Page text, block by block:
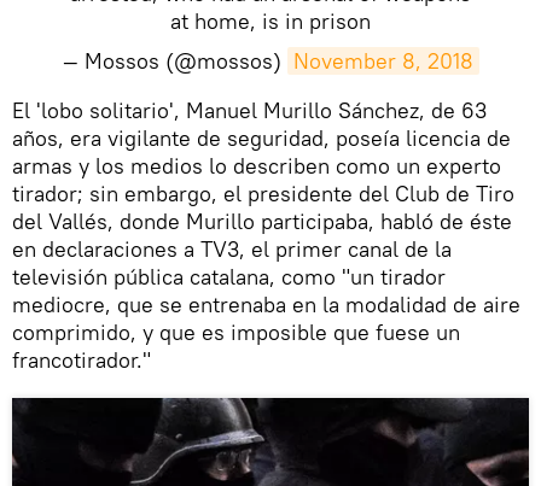
at home, is in prison
— Mossos (@mossos) November 8, 2018
El 'lobo solitario', Manuel Murillo Sánchez, de 63
años, era vigilante de seguridad, poseía licencia de
armas y los medios lo describen como un experto
tirador; sin embargo, el presidente del Club de Tiro
del Vallés, donde Murillo participaba, habló de éste
en declaraciones a TV3, el primer canal de la
televisión pública catalana, como "un tirador
mediocre, que se entrenaba en la modalidad de aire
comprimido, y que es imposible que fuese un
francotirador."